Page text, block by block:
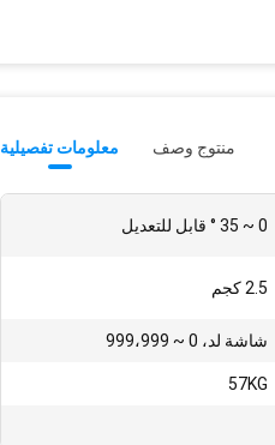
معلومات تفصيلية منتوج وصف
0 ~ 35 ° قابل للتعديل
2.5 كجم
شاشة لد، 0 ~ 999،999
57KG